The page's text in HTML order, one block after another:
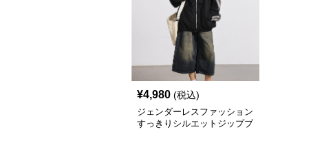
¥4,980 (税込)
ジェンダーレスファッション
すっきりシルエットジップブ